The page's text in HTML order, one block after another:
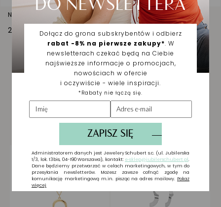
Naszyjnik złoty z cyrkoniami
2 450,00 zł
Biżuteria wybrana dla
Ciebie